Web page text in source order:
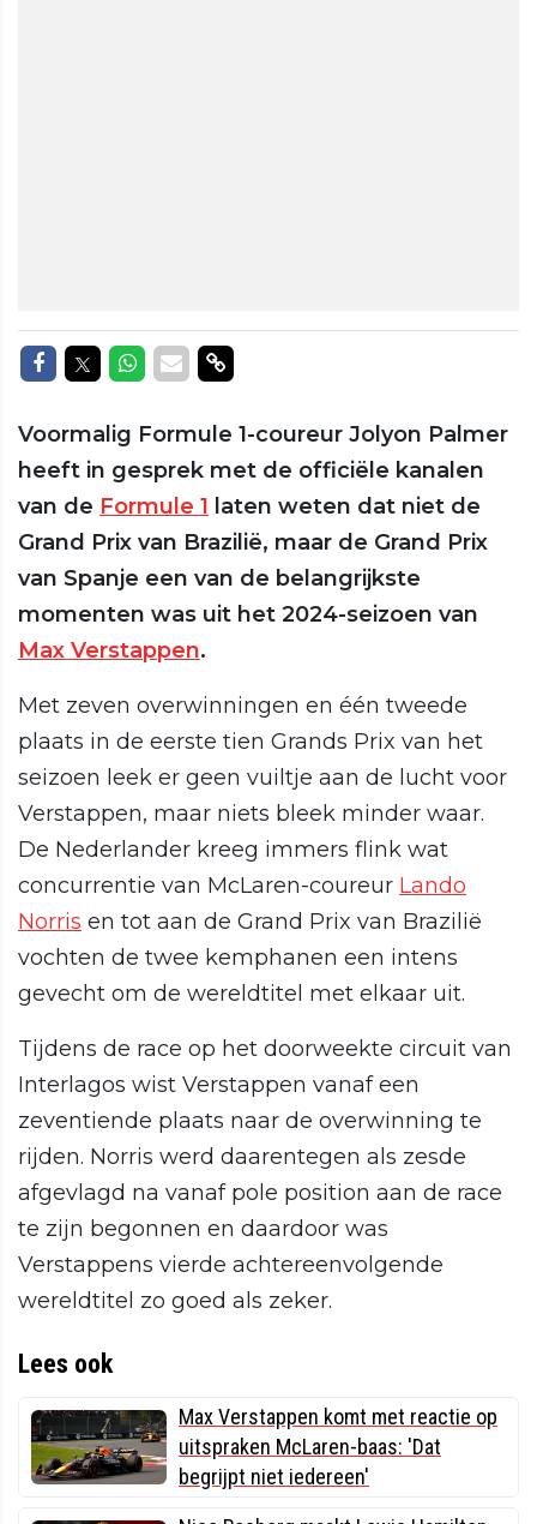
Delen op Facebook
Delen op Twitter
Delen op Whatsapp
Delen via Mail
Delen via link
Voormalig Formule 1-coureur Jolyon Palmer
heeft in gesprek met de officiële kanalen
van de Formule 1 laten weten dat niet de
Grand Prix van Brazilië, maar de Grand Prix
van Spanje een van de belangrijkste
momenten was uit het 2024-seizoen van
Max Verstappen.
Met zeven overwinningen en één tweede
plaats in de eerste tien Grands Prix van het
seizoen leek er geen vuiltje aan de lucht voor
Verstappen, maar niets bleek minder waar.
De Nederlander kreeg immers flink wat
concurrentie van McLaren-coureur Lando
Norris en tot aan de Grand Prix van Brazilië
vochten de twee kemphanen een intens
gevecht om de wereldtitel met elkaar uit.
Tijdens de race op het doorweekte circuit van
Interlagos wist Verstappen vanaf een
zeventiende plaats naar de overwinning te
rijden. Norris werd daarentegen als zesde
afgevlagd na vanaf pole position aan de race
te zijn begonnen en daardoor was
Verstappens vierde achtereenvolgende
wereldtitel zo goed als zeker.
Lees ook
Max Verstappen komt met reactie op
uitspraken McLaren-baas: 'Dat
begrijpt niet iedereen'